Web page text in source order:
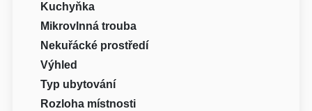
Kuchyňka
Mikrovlnná trouba
Nekuřácké prostředí
Výhled
Typ ubytování
Rozloha místnosti